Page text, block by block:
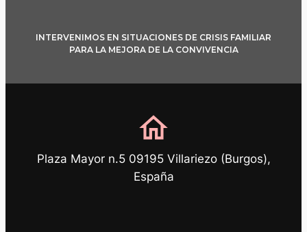
INTERVENIMOS EN SITUACIONES DE CRISIS FAMILIAR
PARA LA MEJORA DE LA CONVIVENCIA
home
Plaza Mayor n.5 09195 Villariezo (Burgos),
España